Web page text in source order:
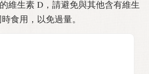
維生素 D，請避免與其他含有維生
食用，以免過量。